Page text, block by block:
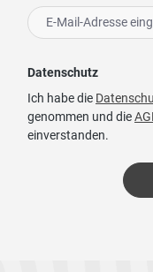
Datenschutz
Ich habe die
genommen und die
einverstanden.